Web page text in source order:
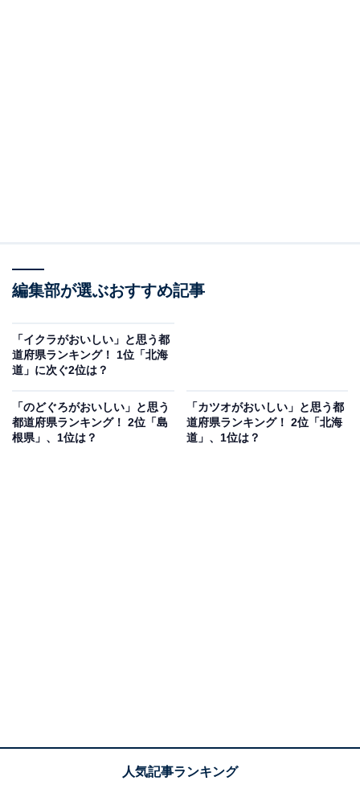
が全く臭みがなく新鮮で美味しかったから」（埼玉県／
40代女性）、「昔、北海道で食べたマグロが最高に美味
れています。
です。200～300キログラムほどの大型なクロマグロが獲
れるケースもあります。
編集部が選ぶおすすめ記事
「イクラがおいしい」と思う都
道府県ランキング！ 1位「北海
道」に次ぐ2位は？
「のどぐろがおいしい」と思う
都道府県ランキング！ 2位「島
根県」、1位は？
「カツオがおいしい」と思う都
道府県ランキング！ 2位「北海
道」、1位は？